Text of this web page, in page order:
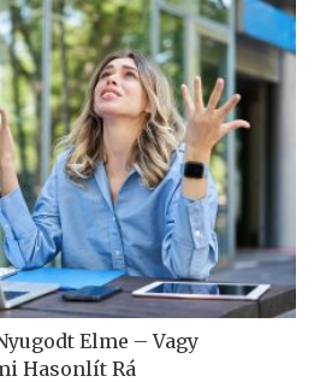
Elme – Vagy
Hasonlít Rá